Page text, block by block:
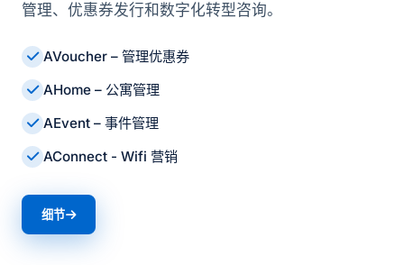
管理、优惠券发行和数字化转型咨询。
AVoucher – 管理优惠券
AHome – 公寓管理
AEvent – 事件管理
AConnect - Wifi 营销
细节